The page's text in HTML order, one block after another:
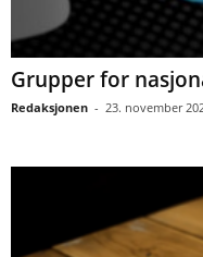
Grupper for
Redaksjonen - 23. november